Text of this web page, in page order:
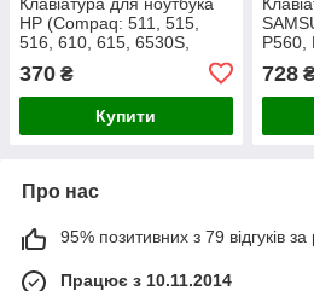
HP (Compaq: 511, 515,
516, 610, 615, 6530S,
CQ610, CQ615) rus, black
370 ₴
Купити
P560,
R508,
rus,
728
Про нас
95% позитивних з 79 відгуків за
Працює з 10.11.2014